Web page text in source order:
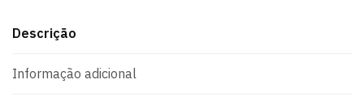
Descrição
Informação adicional